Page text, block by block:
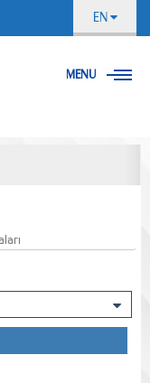
EN
MENU